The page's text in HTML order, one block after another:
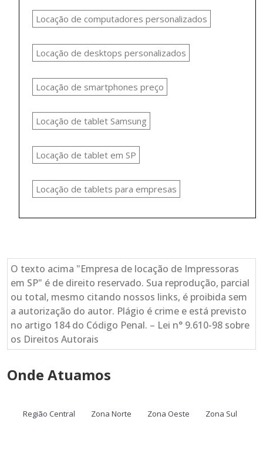
Locação de computadores personalizados
Locação de desktops personalizados
Locação de smartphones preço
Locação de tablet Samsung
Locação de tablet em SP
Locação de tablets para empresas
O texto acima "Empresa de locação de Impressoras
em SP" é de direito reservado. Sua reprodução, parcial
ou total, mesmo citando nossos links, é proibida sem
a autorização do autor. Plágio é crime e está previsto
no artigo 184 do Código Penal. – Lei n° 9.610-98 sobre
os Direitos Autorais
Onde Atuamos
Região Central Zona Norte Zona Oeste Zona Sul